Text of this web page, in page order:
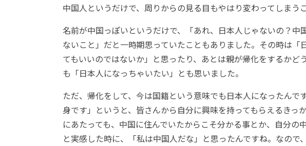
中国人というだけで、周りからの見る目もやはり変わってしまう
名前が中国っぽいというだけで、「あれ、日本人じゃないの？中
ないこと」だと一時期思っていたこともありました。その時は「
てもいいのではないか」と思ったり、あとは親が帰化をするかど
も「日本人になっちゃいたい」とも思いました。
ただ、帰化をして、今は国籍という意味でも日本人になったんで
身です」というと、皆さんから自分に興味を持ってもらえるきっ
にあたっても、中国に住んでいたからこそ分かる事とか、自分の
と実感した時に、「私は中国人だな」と思ったんですね。なので